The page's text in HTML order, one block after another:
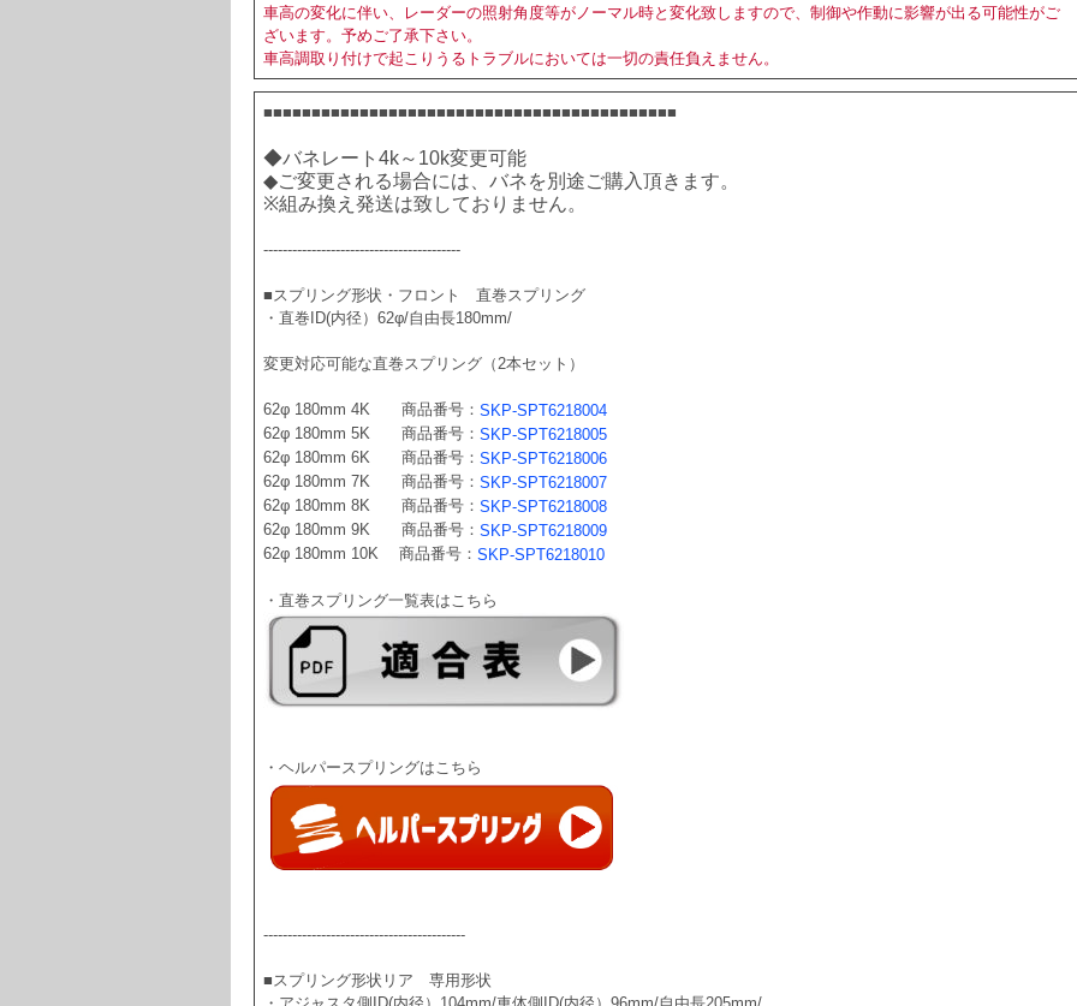
車高の変化に伴い、レーダーの照射角度等がノーマル時と変化致しますので、制御や作動に影響が出る可能性がご
ざいます。予めご了承下さい。
車高調取り付けで起こりうるトラブルにおいては一切の責任負えません。
■■■■■■■■■■■■■■■■■■■■■■■■■■■■■■■■■■■■■■■■■■■
◆バネレート4k～10k変更可能
◆ご変更される場合には、バネを別途ご購入頂きます。
※組み換え発送は致しておりません。
-----------------------------------------
■スプリング形状・フロント　直巻スプリング
・直巻ID(内径）62φ/自由長180mm/
変更対応可能な直巻スプリング（2本セット）
62φ 180mm 4K　　商品番号： SKP-SPT6218004
62φ 180mm 5K　　商品番号： SKP-SPT6218005
62φ 180mm 6K　　商品番号： SKP-SPT6218006
62φ 180mm 7K　　商品番号： SKP-SPT6218007
62φ 180mm 8K　　商品番号： SKP-SPT6218008
62φ 180mm 9K　　商品番号：SKP-SPT6218009
62φ 180mm 10K　 商品番号：SKP-SPT6218010
・直巻スプリング一覧表はこちら
------------------------------------------
■スプリング形状リア　専用形状